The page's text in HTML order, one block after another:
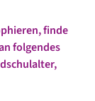
finde
folgendes